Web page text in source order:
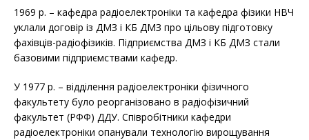
1969 р. – кафедра радіоелектроніки та кафедра фізики НВЧ
уклали договір із ДМЗ і КБ ДМЗ про цільову підготовку
фахівців-радіофізиків. Підприємства ДМЗ і КБ ДМЗ стали
базовими підприємствами кафедр.
У 1977 р. – відділення радіоелектроніки фізичного
факультету було реорганізовано в радіофізичний
факультет (РФФ) ДДУ. Співробітники кафедри
радіоелектроніки опанували технологію вирощування